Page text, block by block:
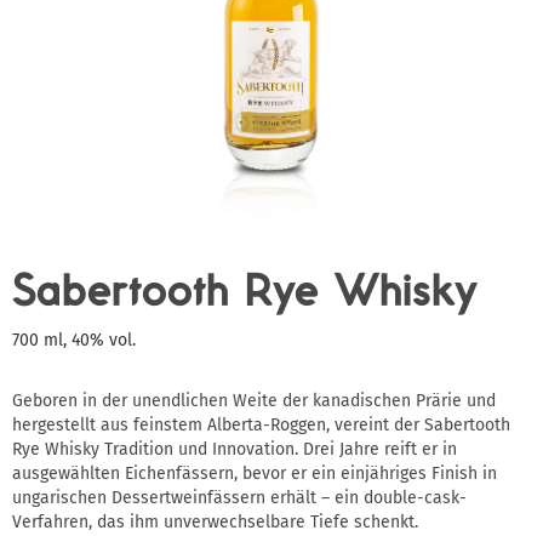
Sabertooth Rye Whisky
700 ml, 40% vol.
Geboren in der unendlichen Weite der kanadischen Prärie und
hergestellt aus feinstem Alberta-Roggen, vereint der Sabertooth
Rye Whisky Tradition und Innovation. Drei Jahre reift er in
ausgewählten Eichenfässern, bevor er ein einjähriges Finish in
ungarischen Dessertweinfässern erhält – ein double-cask-
Verfahren, das ihm unverwechselbare Tiefe schenkt.